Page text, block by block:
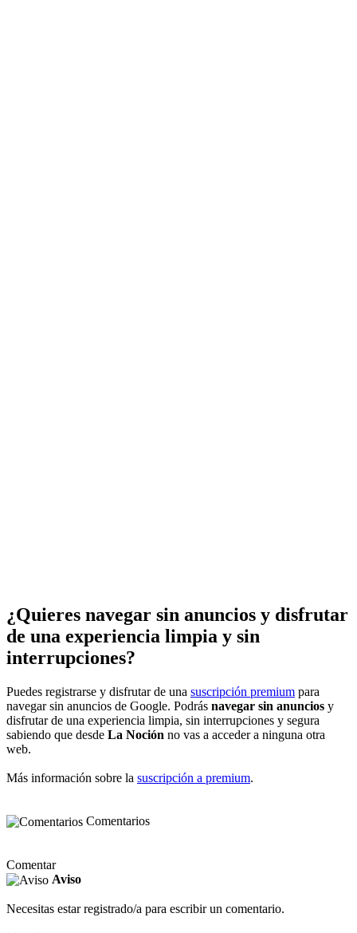
¿Quieres navegar sin anuncios y disfrutar
de una experiencia limpia y sin
interrupciones?
Puedes registrarse y disfrutar de una suscripción premium para
navegar sin anuncios de Google. Podrás navegar sin anuncios y
disfrutar de una experiencia limpia, sin interrupciones y segura
sabiendo que desde La Noción no vas a acceder a ninguna otra
web.
Más información sobre la suscripción a premium.
Comentarios
Comentar
Aviso
Necesitas estar registrado/a para escribir un comentario.